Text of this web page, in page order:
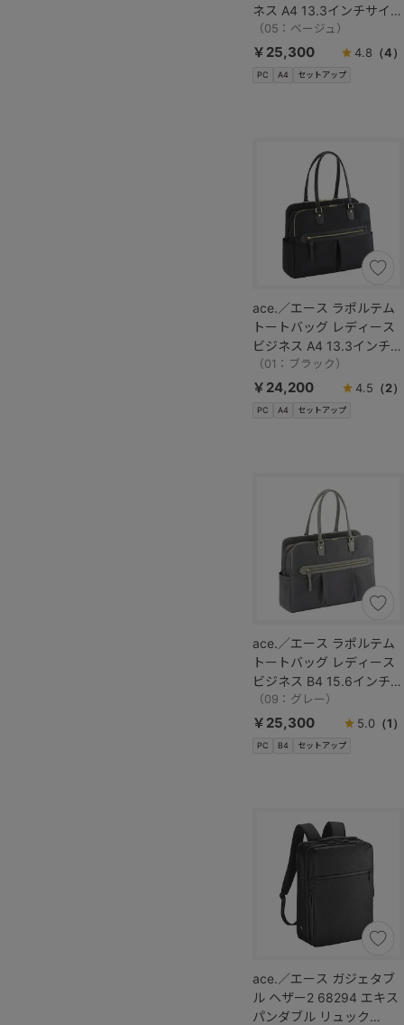
ネス A4 13.3インチサイズ
68521
（05：ベージュ）
PC A4 セットアップ
￥25,300 4.8 （4）
ace.／エース ラポルテム
トートバッグ レディース
ビジネス A4 13.3インチサ
イズ 68523
（01：ブラック）
PC A4 セットアップ
￥24,200 4.5 （2）
ace.／エース ラポルテム
トートバッグ レディース
ビジネス B4 15.6インチサ
イズ 68524
（09：グレー）
PC B4 セットアップ
￥25,300 5.0 （1）
ace.／エース ガジェタブ
ル ヘザー2 68294 エキス
パンダブル リュック